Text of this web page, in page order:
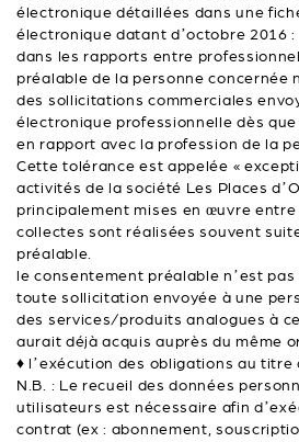
électronique détaillées dans une
électronique datant d’octobre 2016 :
dans les rapports entre
préalable de la personne concernée
des sollicitations commerciales
électronique professionnelle dès
en rapport avec la profession de la
Cette tolérance est appelée «
activités de la société Les Places
principalement mises en œuvre
collectes sont réalisées souvent
préalable.
le consentement préalable n’est
toute sollicitation envoyée à une
des services/produits analogues à
aurait déjà acquis auprès du même
♦ l’exécution des obligations au titre
N.B. : Le recueil des données
utilisateurs est nécessaire afin
contrat (ex : abonnement,